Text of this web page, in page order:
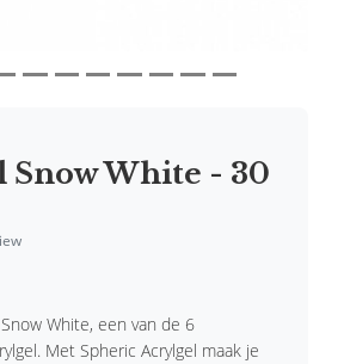
Snow White - 30
White, een van de 6
Met Spheric Acrylgel maak je